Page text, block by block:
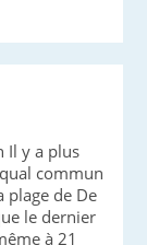
Il y a plus
commun
plage de De
le dernier
à 21